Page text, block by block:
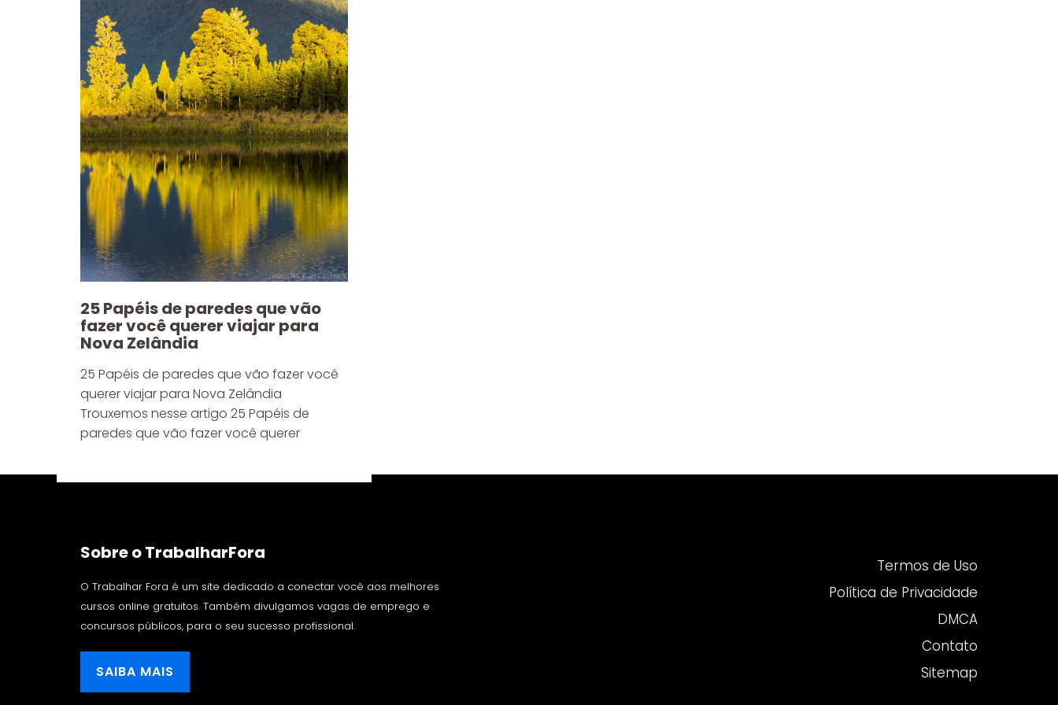
25 Papéis de paredes que vão
fazer você querer viajar para
Nova Zelândia
25 Papéis de paredes que vão fazer você
querer viajar para Nova Zelândia
Trouxemos nesse artigo 25 Papéis de
paredes que vão fazer você querer
Sobre o TrabalharFora
O Trabalhar Fora é um site dedicado a conectar você aos melhores
cursos online gratuitos. Também divulgamos vagas de emprego e
concursos públicos, para o seu sucesso profissional.
SAIBA MAIS
Termos de Uso
Política de Privacidade
DMCA
Contato
Sitemap